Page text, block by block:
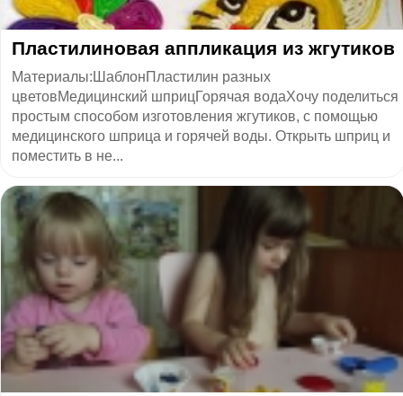
Пластилиновая аппликация из жгутиков
Материалы:ШаблонПластилин разных
цветовМедицинский шприцГорячая водаХочу поделиться
простым способом изготовления жгутиков, с помощью
медицинского шприца и горячей воды. Открыть шприц и
поместить в не...